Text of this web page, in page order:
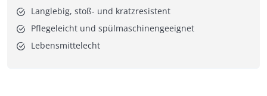
Langlebig, stoß- und kratzresistent
Pflegeleicht und spülmaschinengeeignet
Lebensmittelecht